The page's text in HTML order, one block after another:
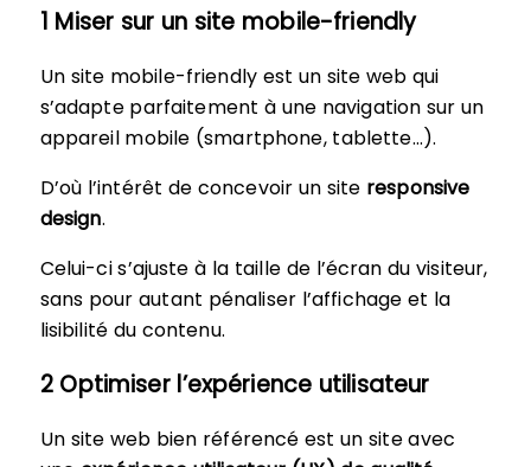
1 Miser sur un site mobile-friendly
Un site mobile-friendly est un site web qui
s’adapte parfaitement à une navigation sur un
appareil mobile (smartphone, tablette…).
D’où l’intérêt de concevoir un site responsive
design.
Celui-ci s’ajuste à la taille de l’écran du visiteur,
sans pour autant pénaliser l’affichage et la
lisibilité du contenu.
2 Optimiser l’expérience utilisateur
Un site web bien référencé est un site avec